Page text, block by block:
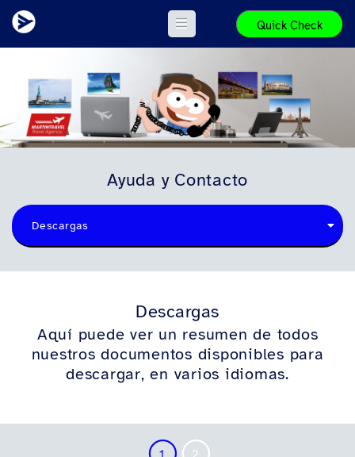
Quick Check
Ayuda y Contacto
Descargas
Descargas
Aquí puede ver un resumen de todos
nuestros documentos disponibles para
descargar, en varios idiomas.